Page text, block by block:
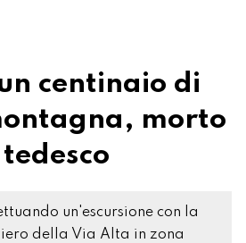
centinaio di
morto
un'escursione con la
della Via Alta in zona